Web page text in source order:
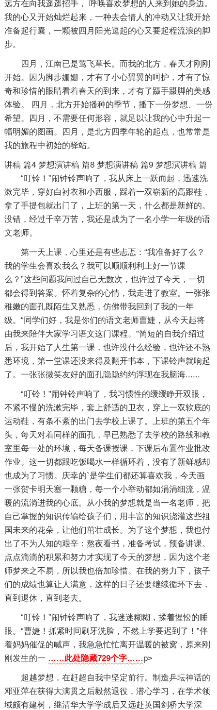
远方在向我遥遥招手， 呼唤喜欢梦想的人来到她的身边。
我的心又开始灿烂起来，一种去会情人的冲动又让我开始
准备起行囊，一颗被四月阳光逗起的心又要起程流浪的脚
步。
四月，江南已是莺飞草长。而我的北方，春天才刚刚
开始。因为脚步姗姗，才有了小心翼翼的呵护，才有了惊
奇和珍惜的眼睛看着春天的到来，才有了蹑手蹑脚的美感
体验。 四月，北方开始播种的季节，播下一份梦想、一份
希望。四月，不需要任何形容，就足以让我的心中升起一
幅明媚的图画。四月，是北方四季年轮的起点，也常常是
我的旅程中初始的驿站。
讲稿 篇4
“叮铃！”闹钟铃声响了，我从床上一跃而起，迅速洗
漱完毕，穿好白衬衣和小西服，踩着一双崭新的高跟鞋，
拿了手提包就出门了，上班的第一天，什么都是新鲜的。
没错，经过千辛万苦，我还是成为了一名小学一年级的语
文老师。
第一天上课，心里还是有些忐忑：“我准备好了么？
我的学生会喜欢我么？我可以顺顺利利上好一节课
么？”这些问题我问过自己无数次，也许过了今天，一切
都会得到答案。怀着复杂的心情，我走进了教室。一张张
稚嫩的面孔既陌生又熟悉，仿佛带我回到了我的一年
级。“同学们好，我是你们的语文老师曹婕，从今天起将
由我来陪伴大家学习语文这门课程。”简短的自我介绍过
后，我开始了人生第一课，也许没什么经验，也许还不熟
悉环境，第一堂课还没来得及翻开书本，下课铃声就响起
了。一张张微笑友好的面孔隐隐约约浮现在我脑海......
“叮铃！”闹钟铃声响了，我习惯性的缓缓睁开双眼，
不紧不慢的洗漱完毕，套上舒适的卫衣，穿上一双软底的
运动鞋，有条不紊的出门去学校上课了。上班的第五个年
头，每天对着同样的面孔，早已熟悉了去学校的路线和教
室里每一处的环境，每天备课授课，下课后布置作业批改
作业。这一切都跟吃饭喝水一样循环着，没有了新鲜感却
也成为了习惯。庆幸的`是学生们都还算喜欢我，今天画
一张贺卡明天塞一颗糖，每一个小举动都如涓涓细流，温
暖的流淌进我的心底。从小我的梦想就是当一名老师，把
自己掌握的知识传输给孩子们，用丰富的知识浇灌这些祖
国未来的花朵，让他们茁壮成长。为了这个梦想，我也付
出了不为人知的艰辛：熬夜看书，准备考试，预备讲课。
点点滴滴的积累和努力才实现了今天的梦想，因为这个老
师梦来之不易，所以我也倍加珍惜。在我的努力下，孩子
们的成绩也算让人满意，这样的日子还要继续循环下去，
直到退休，直到老去。
“叮铃！”闹钟铃声响了，我迷迷糊糊，揉着惺忪的睡
眼。“曹婕！抓紧时间刷牙洗脸，不然上学要迟到了！”伴
着妈妈催促的喊声，我急急忙忙离开温暖的被窝，原来刚
刚发生的一 ……此处隐藏729个字……p>
超越梦想，在赶超自我中坚定前行。制造乒坛神话的
邓亚萍在获得大满贯之后毅然退役，潜心学习，在学术领
域颇有建树，继清华大学学成后又远赴英国剑桥大学深
梦想演讲稿 篇8 梦想演讲稿 篇9 梦想演讲稿 篇